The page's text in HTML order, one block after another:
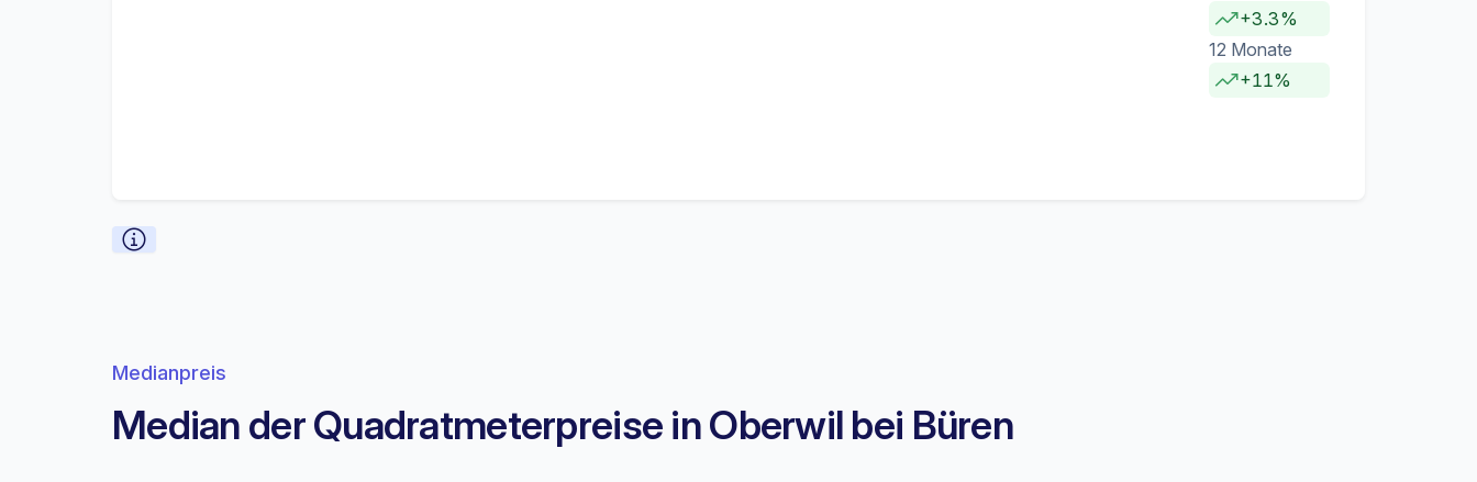
+3.3%
12 Monate
+11%
Medianpreis
Median der Quadratmeterpreise in Oberwil bei Büren